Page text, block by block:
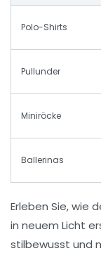
Polo-Shirts
Pullunder
Miniröcke
Ballerinas
Erleben Sie, wie
in neuem Licht
stilbewusst und